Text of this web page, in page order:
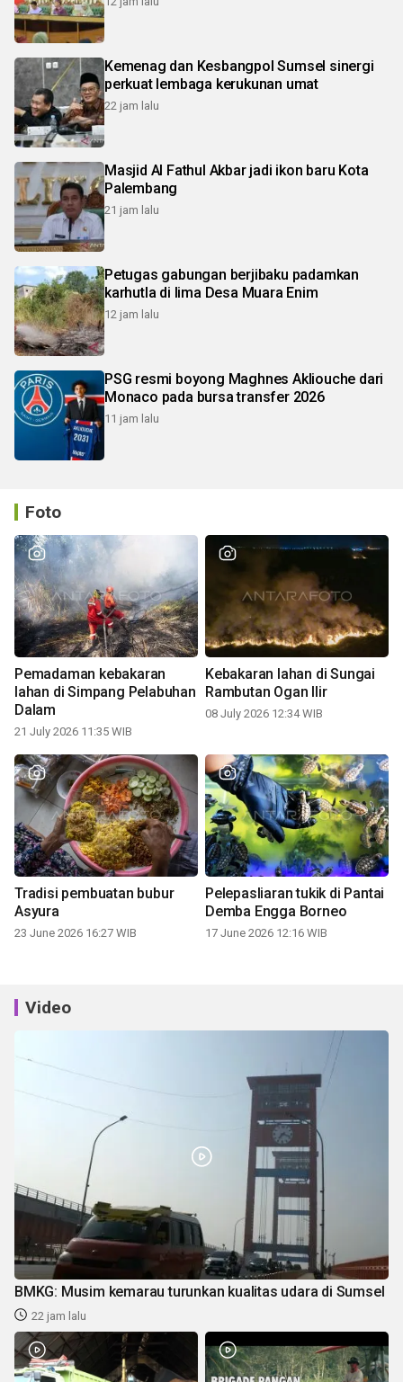
Kemenag dan Kesbangpol Sumsel sinergi
perkuat lembaga kerukunan umat
22 jam lalu
Masjid Al Fathul Akbar jadi ikon baru Kota
Palembang
21 jam lalu
Petugas gabungan berjibaku padamkan
karhutla di lima Desa Muara Enim
12 jam lalu
PSG resmi boyong Maghnes Akliouche dari
Monaco pada bursa transfer 2026
11 jam lalu
Foto
Pemadaman kebakaran
lahan di Simpang Pelabuhan
Dalam
21 July 2026 11:35 WIB
Kebakaran lahan di Sungai
Rambutan Ogan Ilir
08 July 2026 12:34 WIB
Tradisi pembuatan bubur
Asyura
23 June 2026 16:27 WIB
Pelepasliaran tukik di Pantai
Demba Engga Borneo
17 June 2026 12:16 WIB
Video
BMKG: Musim kemarau turunkan kualitas udara di Sumsel
22 jam lalu